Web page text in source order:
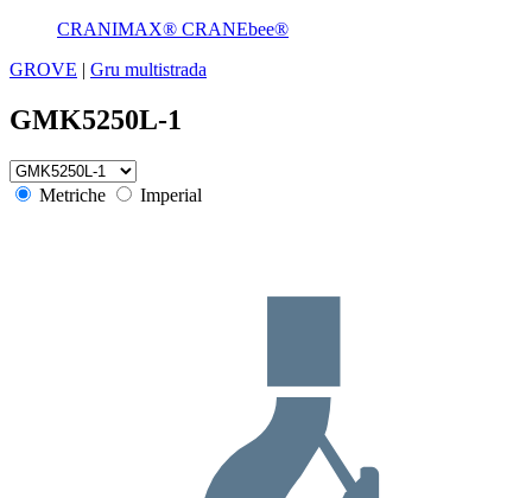
CRANIMAX® CRANEbee®
GROVE | Gru multistrada
GMK5250L-1
Metriche Imperial